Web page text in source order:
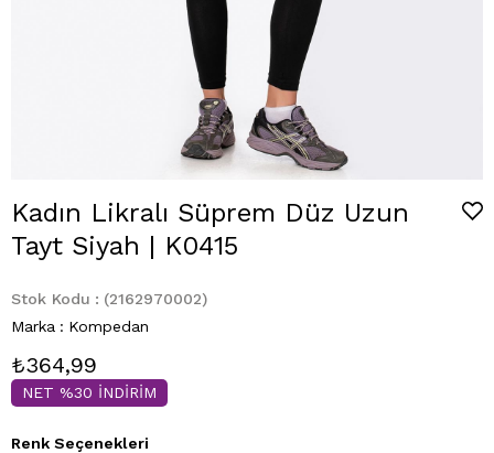
Kadın Likralı Süprem Düz Uzun
Tayt Siyah | K0415
Stok Kodu
(2162970002)
Marka : Kompedan
₺364,99
NET %30 İNDİRİM
Renk Seçenekleri